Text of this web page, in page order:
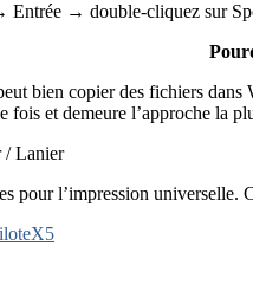
→ double-cliquez sur
bien copier des fichiers
fois et demeure l’approche la
/ Lanier
pour l’impression universelle.